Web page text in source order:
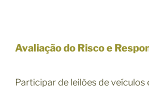
Avaliação do Risco e
Participar de leilões de veículos